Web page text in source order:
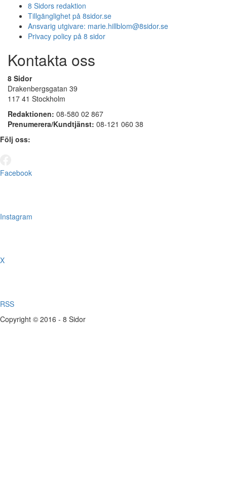
8 Sidors redaktion
Tillgänglighet på 8sidor.se
Ansvarig utgivare: marie.hillblom@8sidor.se
Privacy policy på 8 sidor
Kontakta oss
8 Sidor
Drakenbergsgatan 39
117 41 Stockholm
Redaktionen: 08-580 02 867
Prenumerera/Kundtjänst: 08-121 060 38
Följ oss:
Facebook
Instagram
X
RSS
Copyright © 2016 - 8 Sidor